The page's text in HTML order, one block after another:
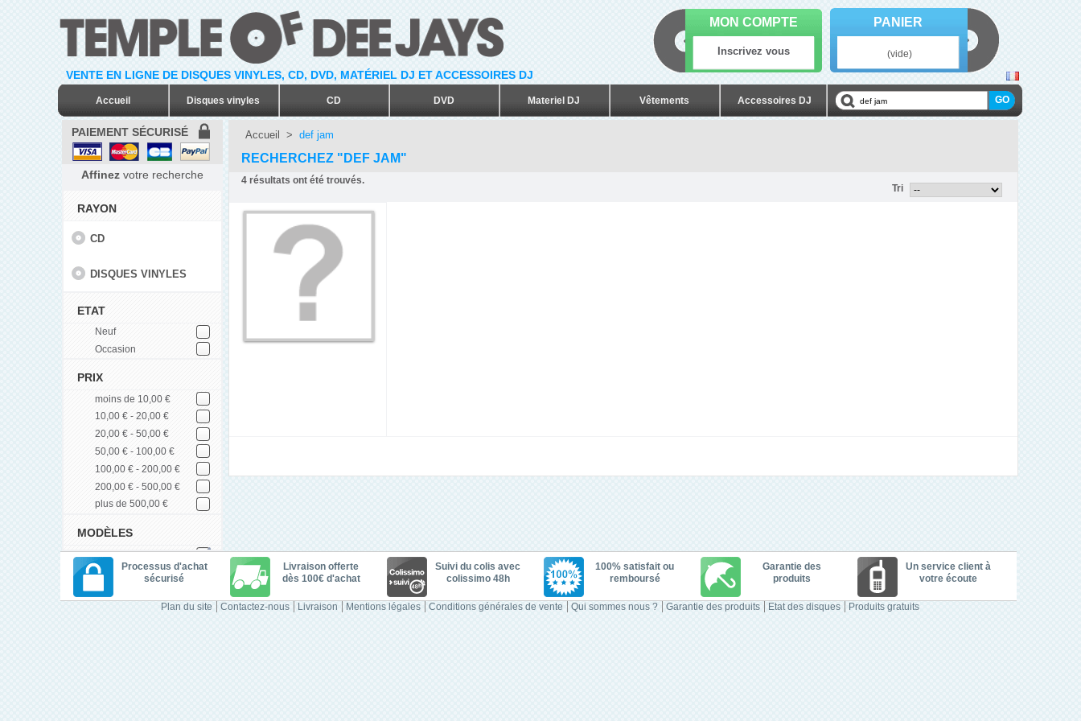
VENTE EN LIGNE DE DISQUES VINYLES, CD, DVD, MATÉRIEL DJ ET ACCESSOIRES DJ
Accueil Disques vinyles CD DVD Materiel DJ Vêtements Accessoires DJ
MON COMPTE
Inscrivez vous
PANIER
(vide)
PAIEMENT SÉCURISÉ
Affinez votre recherche
RAYON
CD
DISQUES VINYLES
ETAT
Neuf
Occasion
PRIX
moins de 10,00 €
10,00 € - 20,00 €
20,00 € - 50,00 €
50,00 € - 100,00 €
100,00 € - 200,00 €
200,00 € - 500,00 €
plus de 500,00 €
MODÈLES
Accueil > def jam
RECHERCHEZ "DEF JAM"
4 résultats ont été trouvés.
Tri
Processus d'achat
sécurisé
Livraison offerte
dès 100€ d'achat
Suivi du colis avec
colissimo 48h
100% satisfait ou
remboursé
Garantie des
produits
Un service client à
votre écoute
Plan du site Contactez-nous Livraison Mentions légales Conditions générales de vente Qui sommes nous ? Garantie des produits Etat des disques Produits gratuits